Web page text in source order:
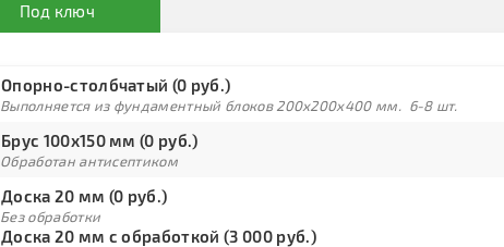
Под ключ
Опорно-столбчатый (0 руб.)
Выполняется из фундаментный блоков 200х200х400 мм. 6-8 шт.
Брус 100х150 мм (0 руб.)
Обработан антисептиком
Доска 20 мм (0 руб.)
Без обработки
Доска 20 мм с обработкой (3 000 руб.)